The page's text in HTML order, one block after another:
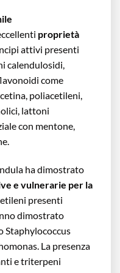
proprietà
attivi presenti
calendulosidi,
come
poliacetileni,
lattoni
con mentone,
ha dimostrato
e vulnerarie per la
presenti
dimostrato
Staphylococcus
La presenza
e triterpeni